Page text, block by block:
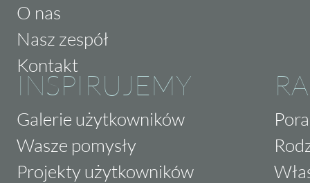
O nas
Nasz zespół
Kontakt
INSPIRUJEMY
Galerie użytkowników
Wasze pomysły
Projekty użytkowników